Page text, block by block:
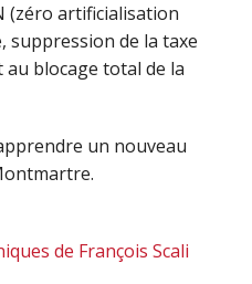
(zéro artificialisation
suppression de la taxe
blocage total de la
un nouveau
de François Scali